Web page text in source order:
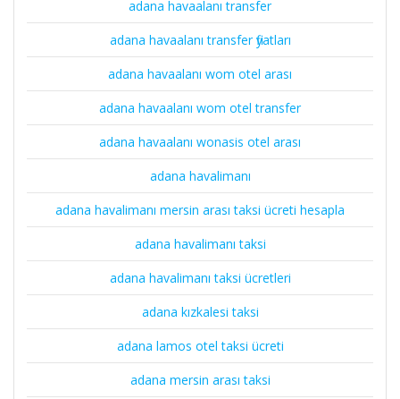
adana havaalanı transfer
adana havaalanı transfer fiyatları
adana havaalanı wom otel arası
adana havaalanı wom otel transfer
adana havaalanı wonasis otel arası
adana havalimanı
adana havalimanı mersin arası taksi ücreti hesapla
adana havalimanı taksi
adana havalimanı taksi ücretleri
adana kızkalesi taksi
adana lamos otel taksi ücreti
adana mersin arası taksi